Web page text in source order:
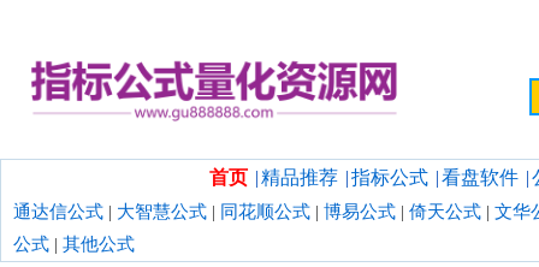
首页 | 精品推荐 | 指标公式 | 看盘软件 |
通达信公式 | 大智慧公式 | 同花顺公式 | 博易公式 | 倚天公式 | 文华
公式 | 其他公式